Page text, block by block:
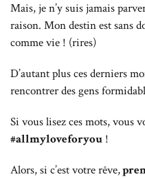
Mais, je n’y suis jamais
raison. Mon destin est sans
comme vie ! (rires)
D’autant plus ces derniers
rencontrer des gens
Si vous lisez ces mots, vous
#allmyloveforyou !
Alors, si c’est votre rêve,